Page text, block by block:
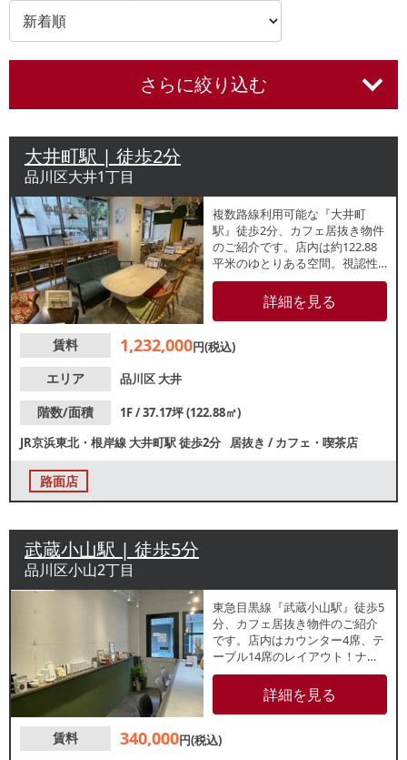
さらに絞り込む
大井町駅 | 徒歩2分
品川区大井1丁目
複数路線利用可能な『大井町
駅』徒歩2分、カフェ居抜き物件
のご紹介です。店内は約122.88
平米のゆとりある空間。視認性
良好な1階路面店で、周辺でも大
手チェーン店をはじめとした飲
食店が盛業中です。業種等お気
詳細を見る
賃料 1,232,000円(税込)
エリア
品川区 大井
階数/面積
1F / 37.17坪 (122.88㎡)
JR京浜東北・根岸線 大井町駅徒歩2分 居抜き /カフェ・喫茶店
路面店
武蔵小山駅 | 徒歩5分
品川区小山2丁目
東急目黒線『武蔵小山駅』徒歩5
分、カフェ居抜き物件のご紹介
です。店内はカウンター4席、テ
ーブル14席のレイアウト！ナチ
ュラルで落ち着きのあるおしゃ
れな内装です。視認性に優れた1
階路面店で地域住民の生活動線
在するエリアです。業種等、お
詳細を見る
賃料 340,000円(税込)